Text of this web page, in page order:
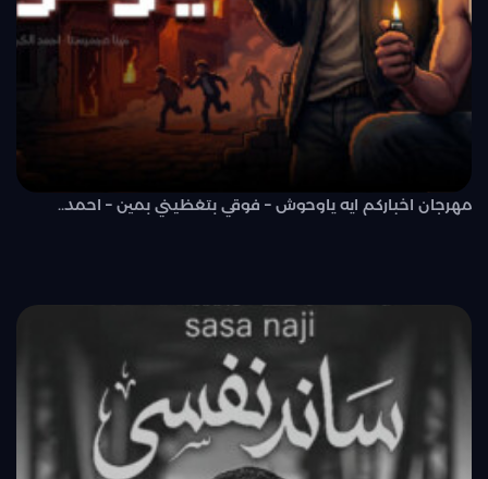
مهرجان اخباركم ايه ياوحوش – فوقي بتغظيني بمين – احمد..